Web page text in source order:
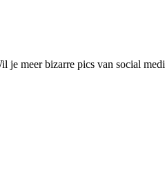
je meer bizarre pics van social